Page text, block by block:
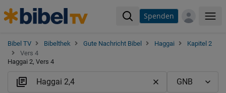
Spenden
Bibel TV Bibelthek Gute Nachricht Bibel Haggai
Kapitel 2
Vers 4
Haggai 2, Vers 4